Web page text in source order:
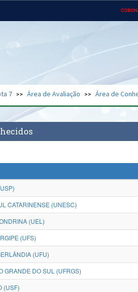
Ministério do
Regional
de Segurança Advocacia-Geral da
7 Área de Avaliação Área de
CATARINENSE (UNESC)
(UEL)
(UFS)
(UFU)
GRANDE DO SUL (UFRGS)
(USF)